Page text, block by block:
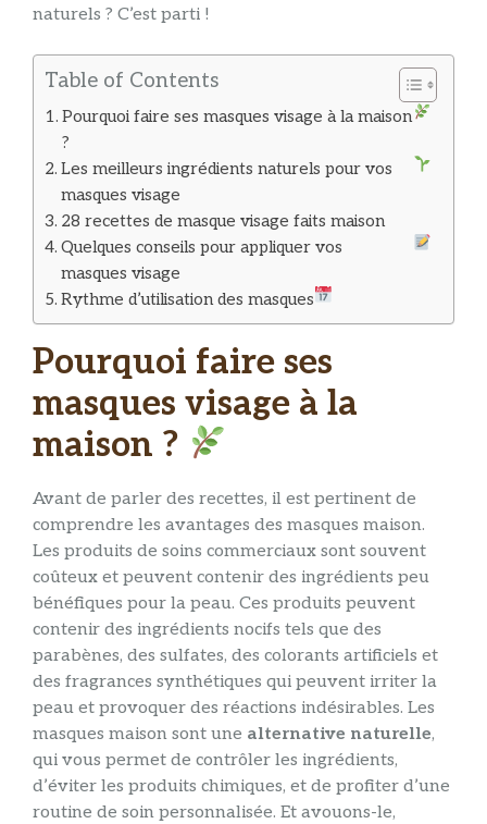
naturels ? C’est parti !
Table of Contents
Pourquoi faire ses masques visage à la maison
?
Les meilleurs ingrédients naturels pour vos
masques visage
28 recettes de masque visage faits maison
Quelques conseils pour appliquer vos
masques visage
Rythme d’utilisation des masques
Pourquoi faire ses
masques visage à la
maison ?
Avant de parler des recettes, il est pertinent de
comprendre les avantages des masques maison.
Les produits de soins commerciaux sont souvent
coûteux et peuvent contenir des ingrédients peu
bénéfiques pour la peau. Ces produits peuvent
contenir des ingrédients nocifs tels que des
parabènes, des sulfates, des colorants artificiels et
des fragrances synthétiques qui peuvent irriter la
peau et provoquer des réactions indésirables. Les
masques maison sont une alternative naturelle,
qui vous permet de contrôler les ingrédients,
d’éviter les produits chimiques, et de profiter d’une
routine de soin personnalisée. Et avouons-le,